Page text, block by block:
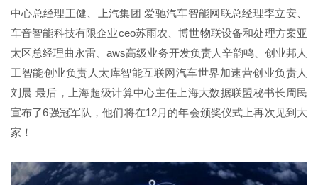
中心总经理王健、上汽集团 爱驰汽车智能网联总经理李立安、
车音智能科技有限企业ceo苏雨农、博世物联设备和处理方案亚
太区总经理曲永雷、aws高级业务开发负责人辛韵鸣、创业邦人
工智能创业负责人太库智能互联网汽车世界加速营创业负责人
刘晨 最后，上海超级计算中心主任上海大数据联盟秘书长周民
宣布了6强冠军队，他们将在12月的年会颁奖仪式上再次见到大
家！